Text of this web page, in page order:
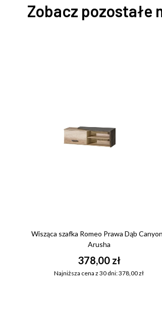
Zobacz pozostałe
Wisząca szafka Romeo Prawa Dąb
Arusha
378,00 zł
Najniższa cena z 30 dni: 378,00 zł